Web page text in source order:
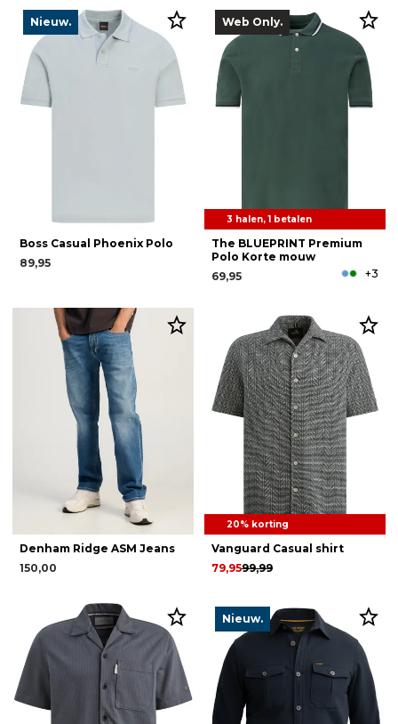
Nieuw.
Boss Casual Phoenix Polo
89,95
Web Only.
3 halen, 1 betalen
The BLUEPRINT Premium
Polo Korte mouw
69,95
+3
Denham Ridge ASM Jeans
150,00
20% korting
Vanguard Casual shirt
99,99
79,95
Nieuw.